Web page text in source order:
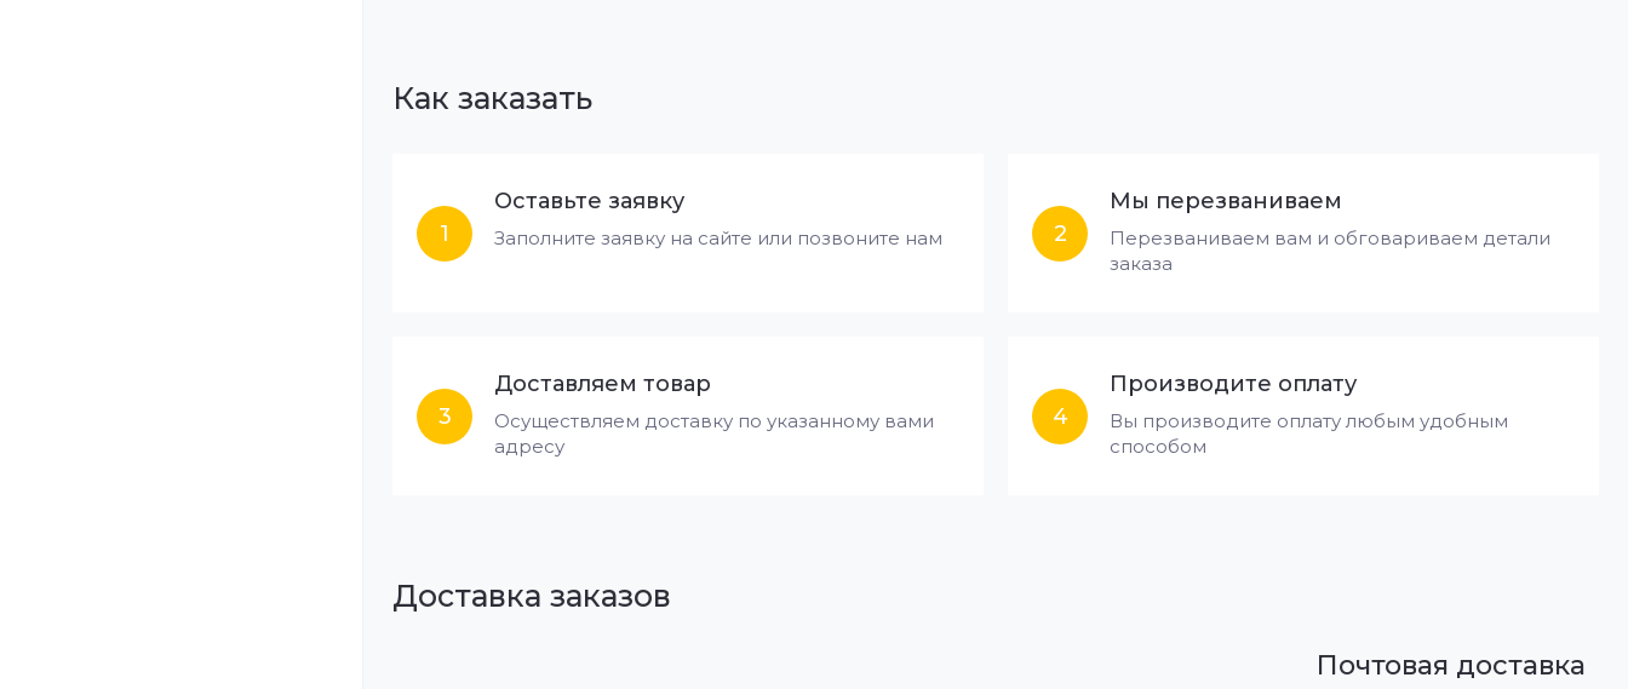
Как заказать
1
Оставьте заявку
Заполните заявку на сайте или позвоните нам 2
Мы перезваниваем
Перезваниваем вам и обговариваем детали
заказа
3
Доставляем товар
Осуществляем доставку по указанному вами
адресу
4
Производите оплату
Вы производите оплату любым удобным
способом
Доставка заказов
Почтовая доставка